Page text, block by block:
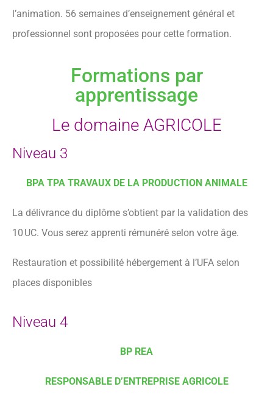
l’animation. 56 semaines d’enseignement général et
professionnel sont proposées pour cette formation.
Formations par
apprentissage
Le domaine AGRICOLE
Niveau 3
BPA TPA TRAVAUX DE LA PRODUCTION ANIMALE
La délivrance du diplôme s’obtient par la validation des
10 UC. Vous serez apprenti rémunéré selon votre âge.
Restauration et possibilité hébergement à l’UFA selon
places disponibles
Niveau 4
BP REA
RESPONSABLE D’ENTREPRISE AGRICOLE